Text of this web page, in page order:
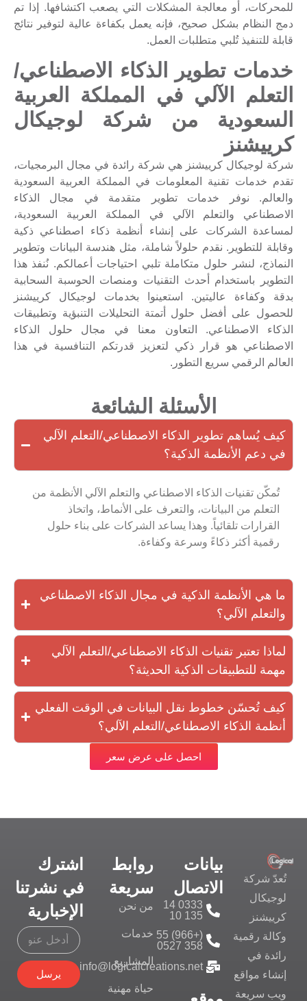
للمحركات، أو معالجة المشكلات التي يصعب اكتشافها. إذا تم
دمج النظام بشكل صحيح، فإنه يعمل بكفاءة عالية لتوفير نتائج
قابلة للتنفيذ تُلبي متطلبات العمل.
خدمات تطوير الذكاء الاصطناعي/
التعلم الآلي في المملكة العربية
السعودية من شركة لوجيكال
كرييشنز
شركة لوجيكال كرييشنز هي شركة رائدة في مجال البرمجيات،
تقدم خدمات تقنية المعلومات في المملكة العربية السعودية
والعالم. نوفر خدمات تطوير متقدمة في مجال الذكاء
الاصطناعي والتعلم الآلي في المملكة العربية السعودية،
لمساعدة الشركات على إنشاء أنظمة ذكاء اصطناعي ذكية
وقابلة للتطوير. نقدم حلولاً شاملة، مثل هندسة البيانات وتطوير
النماذج، لنشر حلول متكاملة تلبي احتياجات أعمالكم. نُنفذ هذا
التطوير باستخدام أحدث التقنيات ومنصات الحوسبة السحابية
بدقة وكفاءة عاليتين. استعينوا بخدمات لوجيكال كرييشنز
للحصول على أفضل حلول أتمتة التحليلات التنبؤية وتطبيقات
الذكاء الاصطناعي. التعاون معنا في مجال حلول الذكاء
الاصطناعي هو قرار ذكي لتعزيز قدرتكم التنافسية في هذا
العالم الرقمي سريع التطور.
الأسئلة الشائعة
كيف يُساهم تطوير الذكاء الاصطناعي/التعلم الآلي
في دعم الأنظمة الذكية؟
تُمكّن تقنيات الذكاء الاصطناعي والتعلم الآلي الأنظمة من
التعلم من البيانات، والتعرف على الأنماط، واتخاذ
القرارات تلقائياً. وهذا يساعد الشركات على بناء حلول
رقمية أكثر ذكاءً وسرعة وكفاءة.
ما هي الأنظمة الذكية في مجال الذكاء الاصطناعي
والتعلم الآلي؟
لماذا تعتبر تقنيات الذكاء الاصطناعي/التعلم الآلي
مهمة للتطبيقات الذكية الحديثة؟
كيف تُحسّن خطوط نقل البيانات في الوقت الفعلي
أنظمة الذكاء الاصطناعي/التعلم الآلي؟
احصل على عرض سعر
تُعدّ شركة
لوجيكال
كرييشنز
وكالة رقمية
رائدة في
إنشاء مواقع
ويب سريعة
بيانات
الاتصال
0333 14
135 10
(+966) 55
358 0527
info@logicalcreations.net
روابط
سريعة
من نحن
خدمات
المشاريع
حياة مهنية
اشترك
في نشرتنا
الإخبارية
يرسل